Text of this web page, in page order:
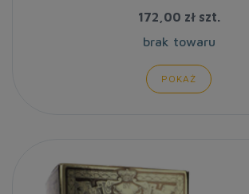
172,00 złszt.
brak towaru
POKAŻ